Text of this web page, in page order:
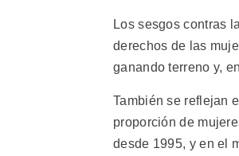
Los sesgos contras
derechos de las
ganando terreno y,
También se reflejan
proporción de
desde 1995, y en el